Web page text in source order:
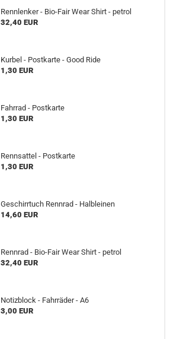
Rennlenker - Bio-Fair Wear Shirt - petrol
32,40 EUR
Kurbel - Postkarte - Good Ride
1,30 EUR
Fahrrad - Postkarte
1,30 EUR
Rennsattel - Postkarte
1,30 EUR
Geschirrtuch Rennrad - Halbleinen
14,60 EUR
Rennrad - Bio-Fair Wear Shirt - petrol
32,40 EUR
Notizblock - Fahrräder - A6
3,00 EUR